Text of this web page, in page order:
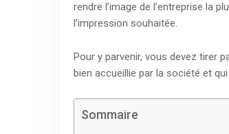
rendre l’image de l’entreprise la
l’impression souhaitée.
Pour y parvenir, vous devez tirer
bien accueillie par la société et
Sommaire